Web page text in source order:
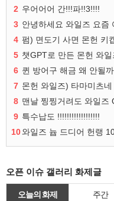
2 우어어어 간!!!파!!3!!!!
3 안녕하세요 와일즈 요즘
4 펌) 면도기 사면 몬헌 키
5 챗GPT로 만든 몬헌 와일
6 퀸 방어구 해금 왜 안될
7
8 맨날 찡찡거려도 와일즈
9 특수납도 !!!!!!!!!!!!!!!!!!
10와일즈 늅 드디어 헌랭
오픈 이슈 갤러리 화제글
오늘의 화제 주간